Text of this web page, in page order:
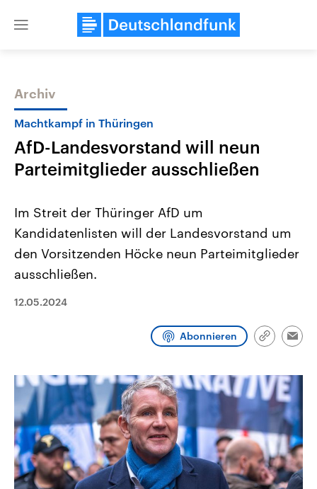
Close
Themen
Landtagswahl Sachsen-Anhalt
2026
Alle Informationen
Sachsen-Anhalt wählt am 6.
Landtag. Seit 2021 wird das
Wahlprogramme, aktuelle Berichte
Wahl.
USA
Aktuelle Beiträge,
aktuelle Weltgeschehen.
Audio-Archiv
Archiv
Machtkampf in Thüringen
AfD-Landesvorstand will neun
Parteimitglieder ausschließen
Im Streit der Thüringer AfD um
Kandidatenlisten will der Landesvorstand um
den Vorsitzenden Höcke neun Parteimitglieder
ausschließen.
12.05.2024
Abonnieren
Link